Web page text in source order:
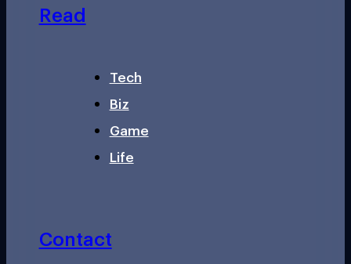
Read
Tech
Biz
Game
Life
Contact